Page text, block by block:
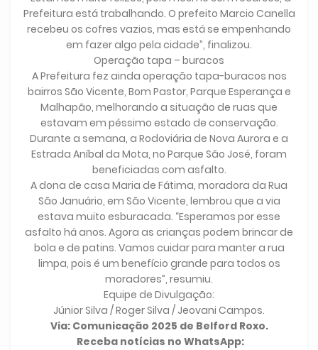
Prefeitura está trabalhando. O prefeito Marcio Canella
recebeu os cofres vazios, mas está se empenhando
em fazer algo pela cidade”, finalizou.
Operação tapa – buracos
A Prefeitura fez ainda operação tapa-buracos nos
bairros São Vicente, Bom Pastor, Parque Esperança e
Malhapão, melhorando a situação de ruas que
estavam em péssimo estado de conservação.
Durante a semana, a Rodoviária de Nova Aurora e a
Estrada Aníbal da Mota, no Parque São José, foram
beneficiadas com asfalto.
A dona de casa Maria de Fátima, moradora da Rua
São Januário, em São Vicente, lembrou que a via
estava muito esburacada. “Esperamos por esse
asfalto há anos. Agora as crianças podem brincar de
bola e de patins. Vamos cuidar para manter a rua
limpa, pois é um benefício grande para todos os
moradores”, resumiu.
Equipe de Divulgação:
Júnior Silva / Roger Silva / Jeovani Campos.
Via: Comunicação 2025 de Belford Roxo.
Receba notícias no WhatsApp: